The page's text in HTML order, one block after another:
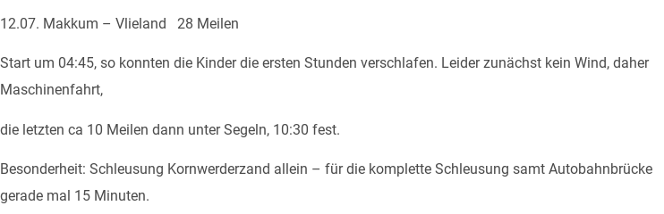
12.07. Makkum – Vlieland 28 Meilen
Start um 04:45, so konnten die Kinder die ersten Stunden verschlafen. Leider zunächst kein Wind, daher
Maschinenfahrt,
die letzten ca 10 Meilen dann unter Segeln, 10:30 fest.
Besonderheit: Schleusung Kornwerderzand allein – für die komplette Schleusung samt Autobahnbrücke
gerade mal 15 Minuten.